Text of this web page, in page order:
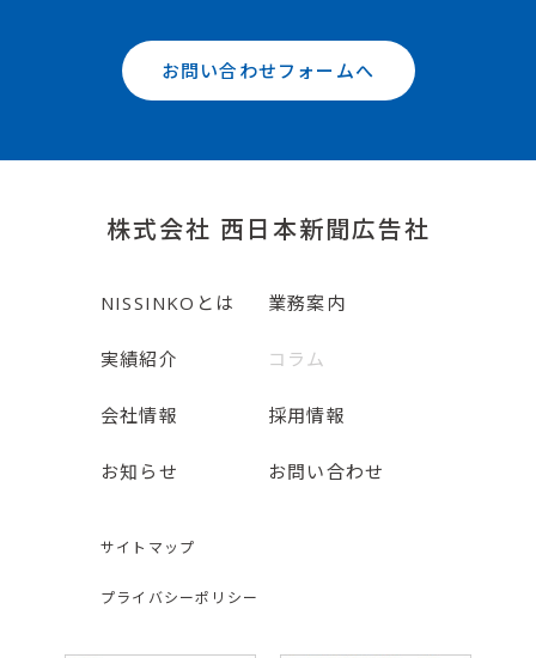
お問い合わせフォームへ
株式会社 西日本新聞広告社
NISSINKOとは 業務案内
実績紹介 コラム
会社情報 採用情報
お知らせ お問い合わせ
サイトマップ
プライバシーポリシー